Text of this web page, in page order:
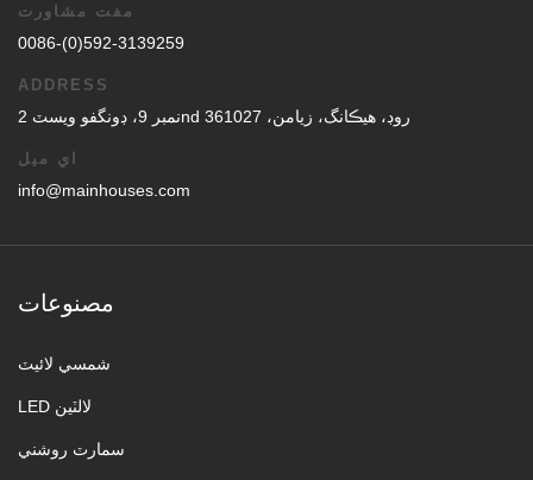
مفت مشاورت
0086-(0)592-3139259
ADDRESS
نمبر 9، ڊونگفو ويسٽ 2nd روڊ، هيڪانگ، زيامن، 361027
اي ميل
info@mainhouses.com
مصنوعات
شمسي لائيٽ
LED لالٽين
سمارٽ روشني